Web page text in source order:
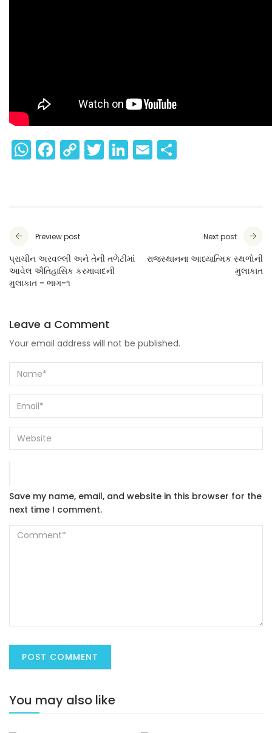
WhatsApp
Facebook
CopyTwitter
LinkedIn
Email
Preview post
પ્રાચીન અરવલ્લી અને તેની તળેટીમાં
આવેલ ઐતિહાસિક કરમાવાદની
મુલાકાત - ભાગ-૧
Next post
રાજસ્થાનના આધ્યાત્મિક સ્થળોની
મુલાકાત
Leave a Comment
Your email address will not be published.
Save my name, email, and website in this browser for the
next time I comment.
You may also like